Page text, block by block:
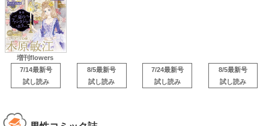
増刊flowers
7/14最新号
試し読み
8/5最新号
試し読み
7/24最新号
試し読み
8/5最新号
試し読み